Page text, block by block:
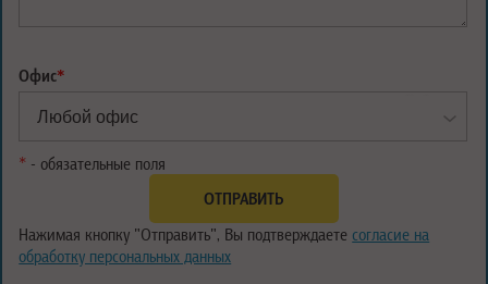
Офис*
* - обязательные поля
Нажимая кнопку "Отправить", Вы подтверждаете согласие на
обработку персональных данных